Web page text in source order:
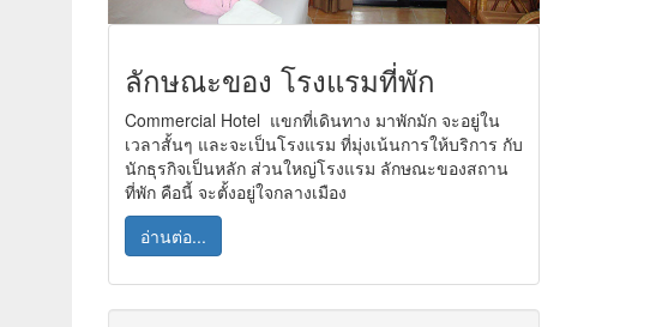
ลักษณะของ โรงแรมที่พัก
Commercial Hotel แขกที่เดินทาง มาพักมัก จะอยู่ใน
เวลาสั้นๆ และจะเป็นโรงแรม ที่มุ่งเน้นการให้บริการ กับ
นักธุรกิจเป็นหลัก ส่วนใหญ่โรงแรม ลักษณะของสถาน
ที่พัก คือนี้ จะตั้งอยู่ใจกลางเมือง
อ่านต่อ...